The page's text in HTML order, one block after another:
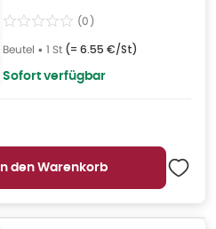
(0)
Beutel • 1 St (= 6.55 €/St)
Sofort verfügbar
In den Warenkorb